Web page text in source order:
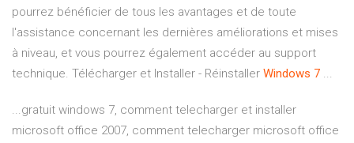
pourrez bénéficier de tous les avantages et de toute
l'assistance concernant les dernières améliorations et mises
à niveau, et vous pourrez également accéder au support
technique. Télécharger et Installer - Réinstaller Windows 7 ...
...gratuit windows 7, comment telecharger et installer
microsoft office 2007, comment telecharger microsoft office